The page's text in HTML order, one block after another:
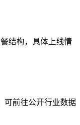
结构，具体上线情
可前往公开行业数据